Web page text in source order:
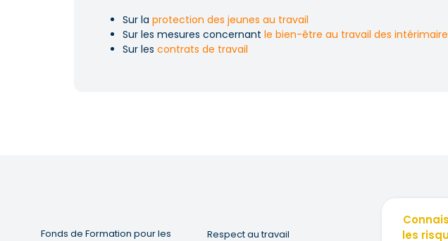
Sur laprotection des jeunes au travail
Sur les mesures concernantle bien-être au travail des
Sur lescontrats de travail
Fonds de Formation pour les
Respect au travail
les